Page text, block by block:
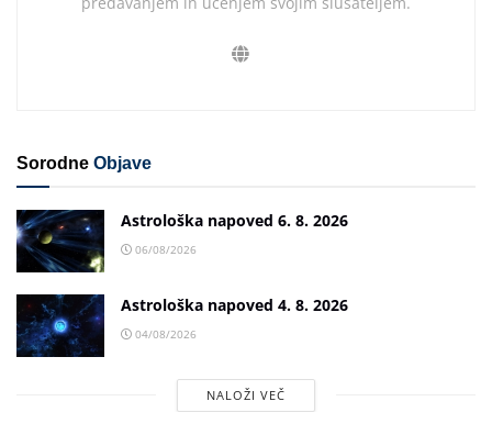
Sorodne Objave
Astrološka napoved 6. 8. 2026
06/08/2026
Astrološka napoved 4. 8. 2026
04/08/2026
NALOŽI VEČ